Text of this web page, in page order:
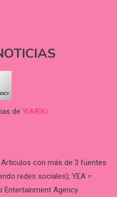
de YUMEKI
con más de 3 fuentes
redes sociales); YEA =
Entertainment Agency.